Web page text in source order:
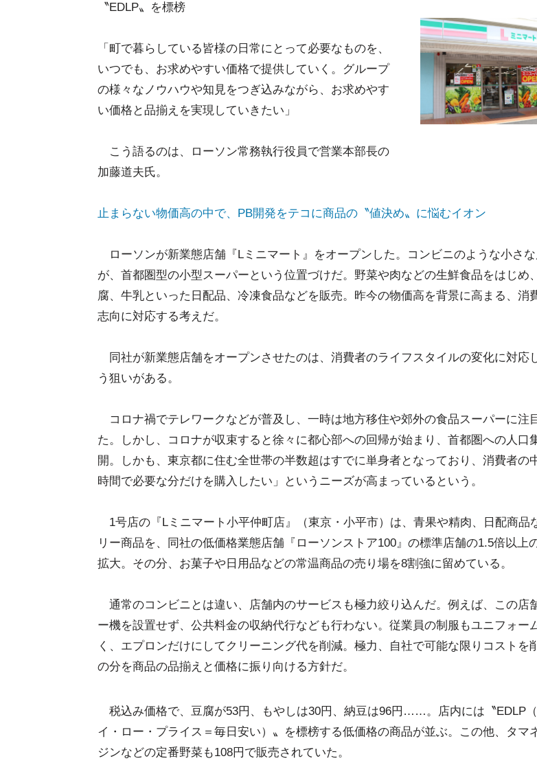
〝EDLP〟を標榜
「町で暮らしている皆様の日常にとって必要なものを、
いつでも、お求めやすい価格で提供していく。グループ
の様々なノウハウや知見をつぎ込みながら、お求めやす
い価格と品揃えを実現していきたい」
こう語るのは、ローソン常務執行役員で営業本部長の
加藤道夫氏。
止まらない物価高の中で、PB開発をテコに商品の〝値決め〟に悩むイオン
ローソンが新業態店舗『Lミニマート』をオープンした。コンビニのような小さ
が、首都圏型の小型スーパーという位置づけだ。野菜や肉などの生鮮食品をはじめ
腐、牛乳といった日配品、冷凍食品などを販売。昨今の物価高を背景に高まる、消
志向に対応する考えだ。
同社が新業態店舗をオープンさせたのは、消費者のライフスタイルの変化に対応
う狙いがある。
コロナ禍でテレワークなどが普及し、一時は地方移住や郊外の食品スーパーに注
た。しかし、コロナが収束すると徐々に都心部への回帰が始まり、首都圏への人口
開。しかも、東京都に住む全世帯の半数超はすでに単身者となっており、消費者の
時間で必要な分だけを購入したい」というニーズが高まっているという。
1号店の『Lミニマート小平仲町店』（東京・小平市）は、青果や精肉、日配商品
リー商品を、同社の低価格業態店舗『ローソンストア100』の標準店舗の1.5倍以上
拡大。その分、お菓子や日用品などの常温商品の売り場を8割強に留めている。
通常のコンビニとは違い、店舗内のサービスも極力絞り込んだ。例えば、この店
ー機を設置せず、公共料金の収納代行なども行わない。従業員の制服もユニフォー
く、エプロンだけにしてクリーニング代を削減。極力、自社で可能な限りコストを
の分を商品の品揃えと価格に振り向ける方針だ。
税込み価格で、豆腐が53円、もやしは30円、納豆は96円……。店内には〝EDLP
イ・ロー・プライス＝毎日安い）〟を標榜する低価格の商品が並ぶ。この他、タマ
ジンなどの定番野菜も108円で販売されていた。